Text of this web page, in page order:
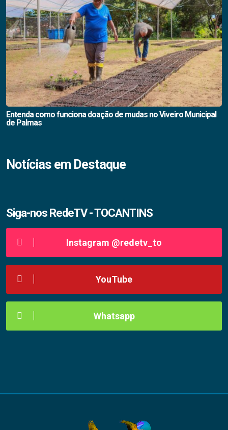
Entenda como funciona doação de mudas no Viveiro Municipal
de Palmas
Notícias em Destaque
Siga-nos RedeTV - TOCANTINS
Instagram @redetv_to
YouTube
Whatsapp